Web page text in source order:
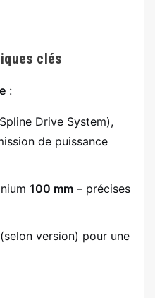
clés
:
Drive System),
de puissance
100 mm – précises
(selon version) pour une